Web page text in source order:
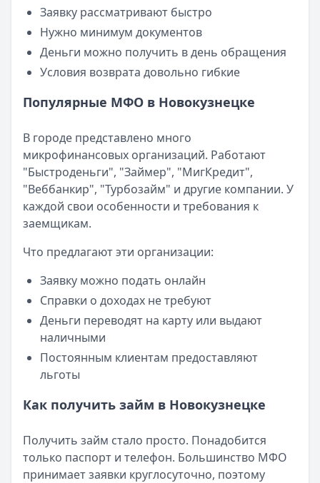
Опубликовано:23 ноября 2025 г.
Категория:
Читать новость
Все новости
Заявку рассматривают быстро
Нужно минимум документов
Деньги можно получить в день обращения
Условия возврата довольно гибкие
Популярные МФО в Новокузнецке
В городе представлено много
микрофинансовых организаций. Работают
"Быстроденьги", "Займер", "МигКредит",
"Веббанкир", "Турбозайм" и другие компании. У
каждой свои особенности и требования к
заемщикам.
Что предлагают эти организации:
Заявку можно подать онлайн
Справки о доходах не требуют
Деньги переводят на карту или выдают
наличными
Постоянным клиентам предоставляют
льготы
Как получить займ в Новокузнецке
Получить займ стало просто. Понадобится
только паспорт и телефон. Большинство МФО
принимает заявки круглосуточно, поэтому